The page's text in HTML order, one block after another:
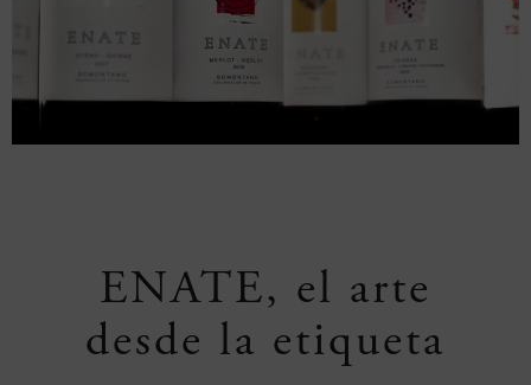
ENATE, el arte
desde la etiqueta